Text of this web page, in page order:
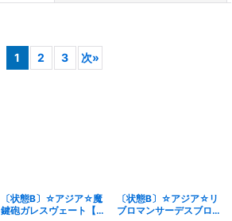
1 2 3 次»
〔状態B〕☆アジア☆魔
鍵砲ガレスヴェート【シ
〔状態B〕☆アジア☆リ
ブロマンサーデスブロー